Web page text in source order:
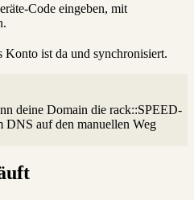
Code eingeben, mit
ist da und synchronisiert.
deine Domain die rack::SPEED-
DNS auf den manuellen Weg